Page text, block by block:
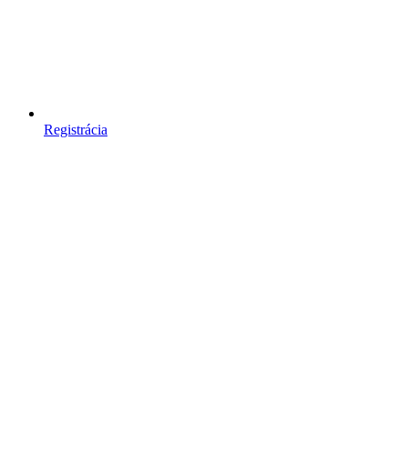
Registrácia